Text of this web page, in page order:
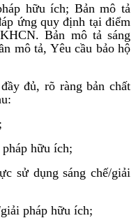
hữu ích; Bản mô tả
ứng quy định tại điểm
Bản mô tả sáng
mô tả, Yêu cầu bảo hộ
đủ, rõ ràng bản chất
hữu ích;
sử dụng sáng chế/giải
pháp hữu ích;